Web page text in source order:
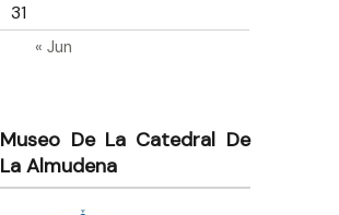
« Jun
31
Museo De La Catedral De
La Almudena